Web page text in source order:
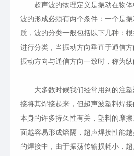
超声波的物理定义是振动在物体
波的形成必须有两个条件：一个是
质，波的分类一般包括以下几种：
进行分类，当振动方向垂直于通信
振动方向与通信方向一致时，称为纵
大多数时候我们经常用到的注塑
接将其焊接起来，但超声波塑料焊
本身的许多持久性有关，塑料的摩
面越容易形成熔隔，超声焊接性能
的焊接中，由于振荡传输损耗小，